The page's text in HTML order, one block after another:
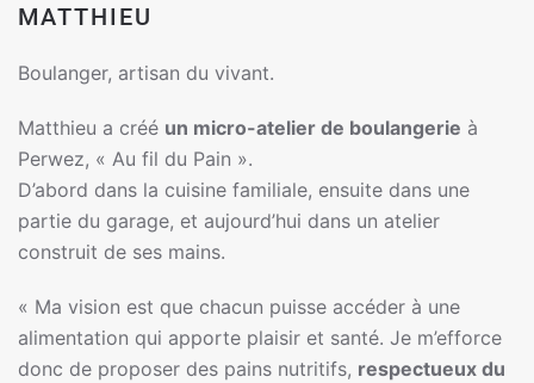
MATTHIEU
Boulanger, artisan du vivant.
Matthieu a créé un micro-atelier de boulangerie à
Perwez, « Au fil du Pain ».
D’abord dans la cuisine familiale, ensuite dans une
partie du garage, et aujourd’hui dans un atelier
construit de ses mains.
« Ma vision est que chacun puisse accéder à une
alimentation qui apporte plaisir et santé. Je m’efforce
donc de proposer des pains nutritifs, respectueux du